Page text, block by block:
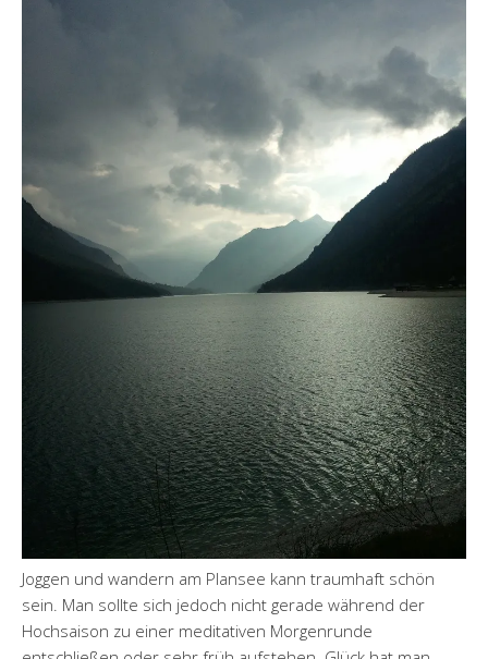
Joggen und wandern am Plansee kann traumhaft schön
sein. Man sollte sich jedoch nicht gerade während der
Hochsaison zu einer meditativen Morgenrunde